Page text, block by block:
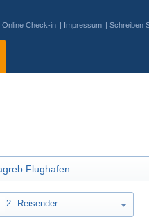
Online Check-in Impressum Schreiben
2 Reisender